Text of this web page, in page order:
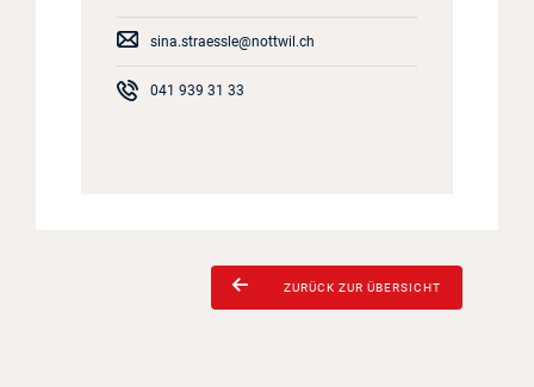
sina.straessle@nottwil.ch
041 939 31 33
ZURÜCK ZUR ÜBERSICHT